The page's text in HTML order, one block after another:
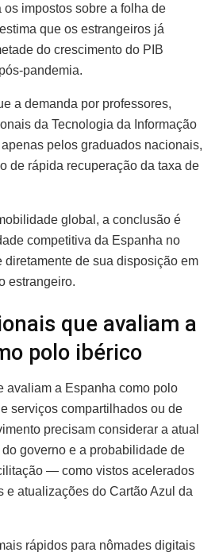
impostos sobre a folha de
que os estrangeiros já
do crescimento do PIB
pandemia.
a demanda por professores,
da Tecnologia da Informação
pelos graduados nacionais,
de rápida recuperação da taxa de
global, a conclusão é
competitiva da Espanha no
diretamente de sua disposição em
estrangeiro.
que avaliam a
polo ibérico
avaliam a Espanha como polo
serviços compartilhados ou de
precisam considerar a atual
governo e a probabilidade de
— como vistos acelerados
e atualizações do Cartão Azul da
rápidos para nômades digitais